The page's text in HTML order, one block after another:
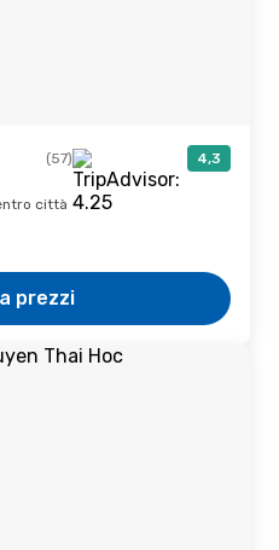
(57) 4,3
città
prezzi